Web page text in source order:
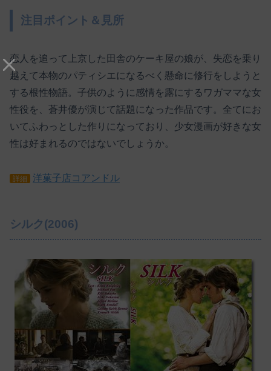
注目ポイント＆見所
恋人を追って上京した田舎のケーキ屋の娘が、失恋を乗り
越えて本物のパティシエになるべく懸命に修行をしようと
する根性物語。子供のように感情を露にするワガママな女
性役を、蒼井優が演じて話題になった作品です。全てにお
いてふわっとした作りになっており、少女漫画が好きな女
性は好まれるのではないでしょうか。
詳細 洋菓子店コアンドル
シルク(2006)